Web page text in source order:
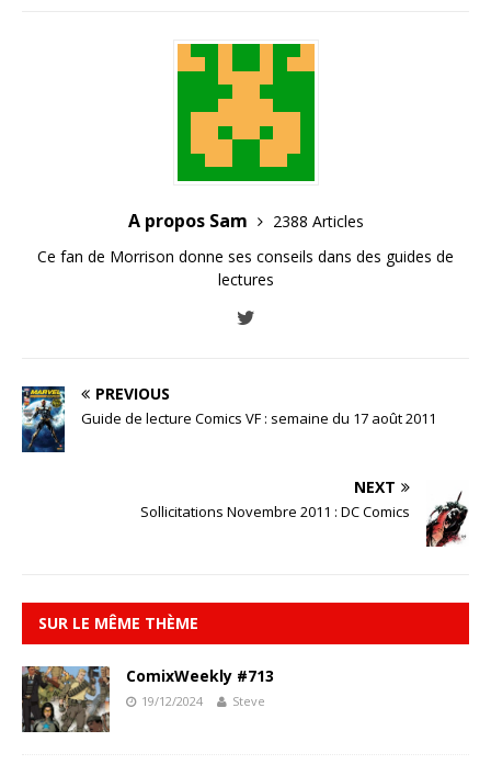
A propos Sam
2388 Articles
Ce fan de Morrison donne ses conseils dans des guides de
lectures
PREVIOUS
Guide de lecture Comics VF : semaine du 17 août 2011
NEXT
Sollicitations Novembre 2011 : DC Comics
SUR LE MÊME THÈME
ComixWeekly #713
19/12/2024 Steve